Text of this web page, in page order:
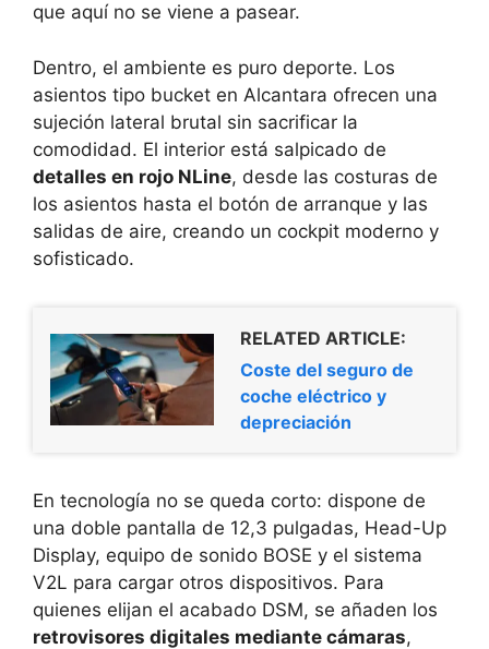
que aquí no se viene a pasear.
Dentro, el ambiente es puro deporte. Los
asientos tipo bucket en Alcantara ofrecen una
sujeción lateral brutal sin sacrificar la
comodidad. El interior está salpicado de
detalles en rojo NLine, desde las costuras de
los asientos hasta el botón de arranque y las
salidas de aire, creando un cockpit moderno y
sofisticado.
RELATED ARTICLE:
Coste del seguro de
coche eléctrico y
depreciación
En tecnología no se queda corto: dispone de
una doble pantalla de 12,3 pulgadas, Head-Up
Display, equipo de sonido BOSE y el sistema
V2L para cargar otros dispositivos. Para
quienes elijan el acabado DSM, se añaden los
retrovisores digitales mediante cámaras,